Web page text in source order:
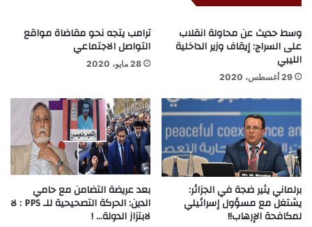
وسط حديث عن محاولة انقلاب
على السراج: إيقاف وزير الداخلية
الليبي
29 أغسطس، 2020
ترامب يتجه نحو مقاضاة مواقع
التواصل الاجتماعي
28 مايو، 2020
برلماني يثير ضجة في الجزائر:
يشتغل مع مسؤول إسرائيلي
لمكافحة الإرهاب!!
بعد عريضة التضامن مع حامي
الدين: الحركة التصحيحية للـ PPS : لا
لابتزاز الدولة… !